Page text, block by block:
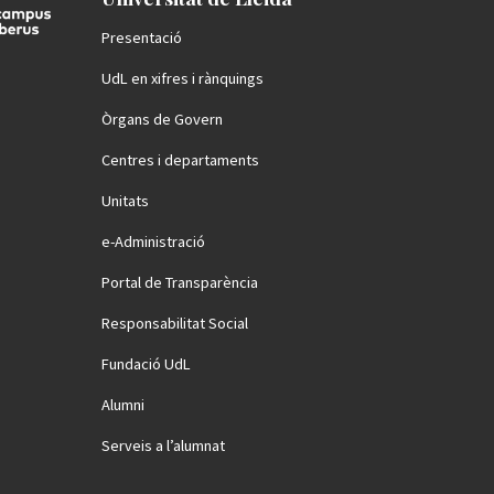
Presentació
UdL en xifres i rànquings
Òrgans de Govern
Centres i departaments
Unitats
e-Administració
Portal de Transparència
Responsabilitat Social
Fundació UdL
Alumni
Serveis a l’alumnat